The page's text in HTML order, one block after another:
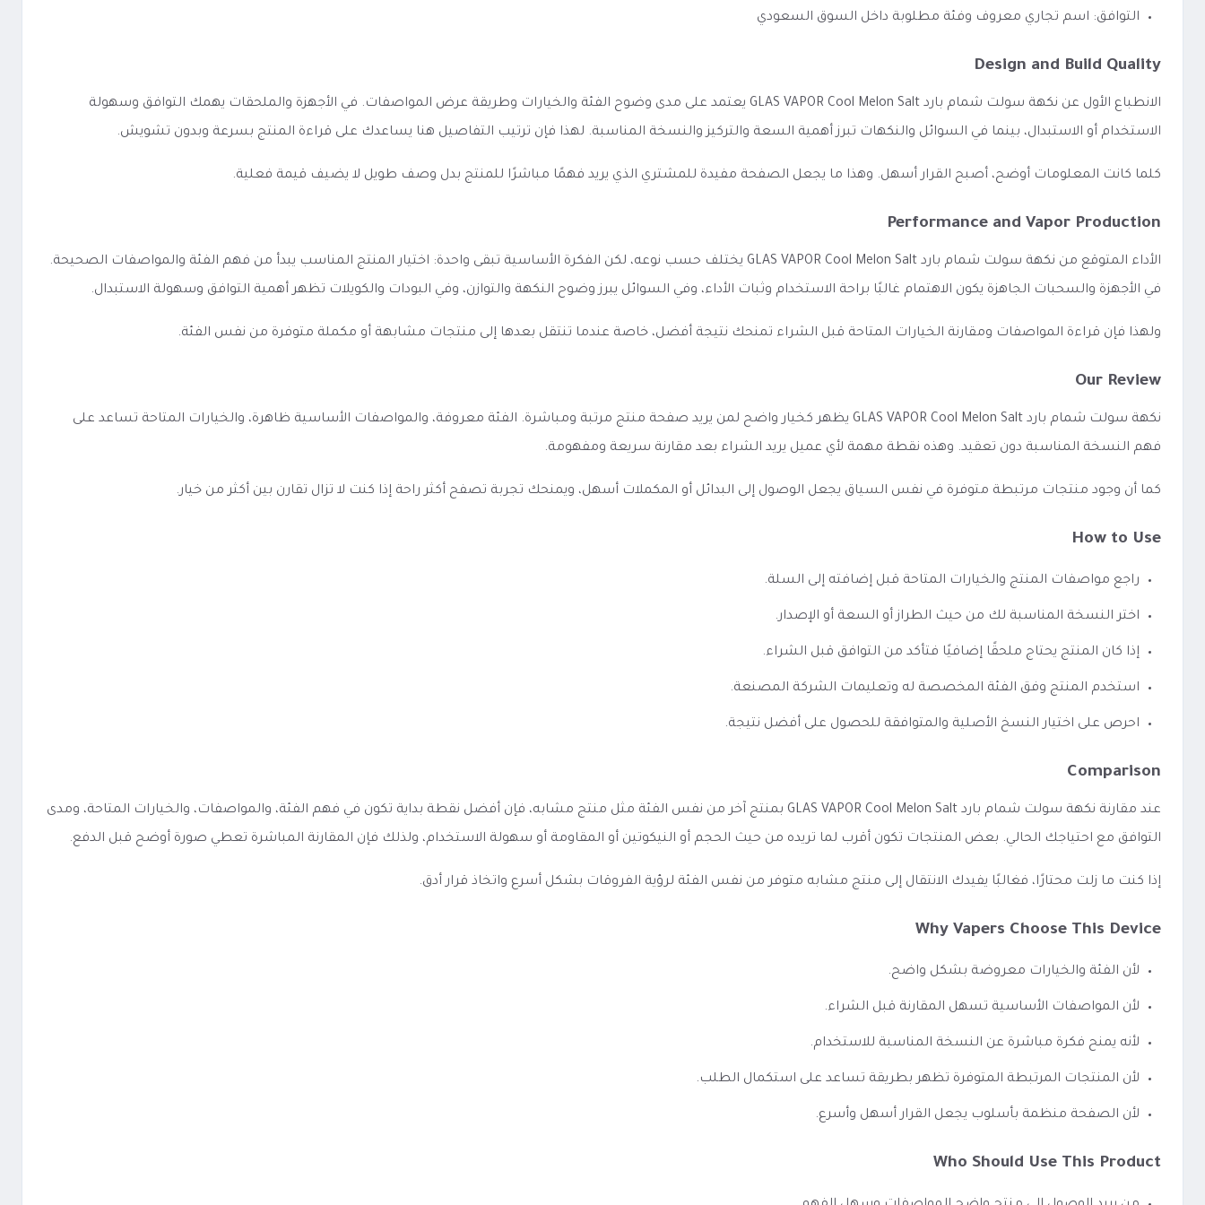
التوافق: اسم تجاري معروف وفئة مطلوبة داخل السوق السعودي
Design and Build Quality
الانطباع الأول عن نكهة سولت شمام بارد GLAS VAPOR Cool Melon Salt يعتمد على مدى وضوح الفئة والخيارات وطريقة عرض المواصفات. في الأجهزة والملحقات يهمك التوافق وسهولة
الاستخدام أو الاستبدال، بينما في السوائل والنكهات تبرز أهمية السعة والتركيز والنسخة المناسبة. لهذا فإن ترتيب التفاصيل هنا يساعدك على قراءة المنتج بسرعة وبدون تشويش.
كلما كانت المعلومات أوضح، أصبح القرار أسهل. وهذا ما يجعل الصفحة مفيدة للمشتري الذي يريد فهمًا مباشرًا للمنتج بدل وصف طويل لا يضيف قيمة فعلية.
Performance and Vapor Production
الأداء المتوقع من نكهة سولت شمام بارد GLAS VAPOR Cool Melon Salt يختلف حسب نوعه، لكن الفكرة الأساسية تبقى واحدة: اختيار المنتج المناسب يبدأ من فهم الفئة والمواصفات الصحيحة.
في الأجهزة والسحبات الجاهزة يكون الاهتمام غالبًا براحة الاستخدام وثبات الأداء، وفي السوائل يبرز وضوح النكهة والتوازن، وفي البودات والكويلات تظهر أهمية التوافق وسهولة الاستبدال.
ولهذا فإن قراءة المواصفات ومقارنة الخيارات المتاحة قبل الشراء تمنحك نتيجة أفضل، خاصة عندما تنتقل بعدها إلى منتجات مشابهة أو مكملة متوفرة من نفس الفئة.
Our Review
نكهة سولت شمام بارد GLAS VAPOR Cool Melon Salt يظهر كخيار واضح لمن يريد صفحة منتج مرتبة ومباشرة. الفئة معروفة، والمواصفات الأساسية ظاهرة، والخيارات المتاحة تساعد على
فهم النسخة المناسبة دون تعقيد. وهذه نقطة مهمة لأي عميل يريد الشراء بعد مقارنة سريعة ومفهومة.
كما أن وجود منتجات مرتبطة متوفرة في نفس السياق يجعل الوصول إلى البدائل أو المكملات أسهل، ويمنحك تجربة تصفح أكثر راحة إذا كنت لا تزال تقارن بين أكثر من خيار.
How to Use
راجع مواصفات المنتج والخيارات المتاحة قبل إضافته إلى السلة.
اختر النسخة المناسبة لك من حيث الطراز أو السعة أو الإصدار.
إذا كان المنتج يحتاج ملحقًا إضافيًا فتأكد من التوافق قبل الشراء.
استخدم المنتج وفق الفئة المخصصة له وتعليمات الشركة المصنعة.
احرص على اختيار النسخ الأصلية والمتوافقة للحصول على أفضل نتيجة.
Comparison
عند مقارنة نكهة سولت شمام بارد GLAS VAPOR Cool Melon Salt بمنتج آخر من نفس الفئة مثل منتج مشابه، فإن أفضل نقطة بداية تكون في فهم الفئة، والمواصفات، والخيارات المتاحة، ومدى
التوافق مع احتياجك الحالي. بعض المنتجات تكون أقرب لما تريده من حيث الحجم أو النيكوتين أو المقاومة أو سهولة الاستخدام، ولذلك فإن المقارنة المباشرة تعطي صورة أوضح قبل الدفع.
إذا كنت ما زلت محتارًا، فغالبًا يفيدك الانتقال إلى منتج مشابه متوفر من نفس الفئة لرؤية الفروقات بشكل أسرع واتخاذ قرار أدق.
Why Vapers Choose This Device
لأن الفئة والخيارات معروضة بشكل واضح.
لأن المواصفات الأساسية تسهل المقارنة قبل الشراء.
لأنه يمنح فكرة مباشرة عن النسخة المناسبة للاستخدام.
لأن المنتجات المرتبطة المتوفرة تظهر بطريقة تساعد على استكمال الطلب.
لأن الصفحة منظمة بأسلوب يجعل القرار أسهل وأسرع.
Who Should Use This Product